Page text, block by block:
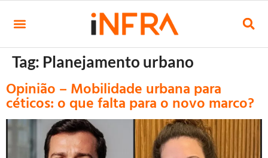
Tag: Planejamento urbano
Opinião – Mobilidade urbana para
céticos: o que falta para o novo marco?